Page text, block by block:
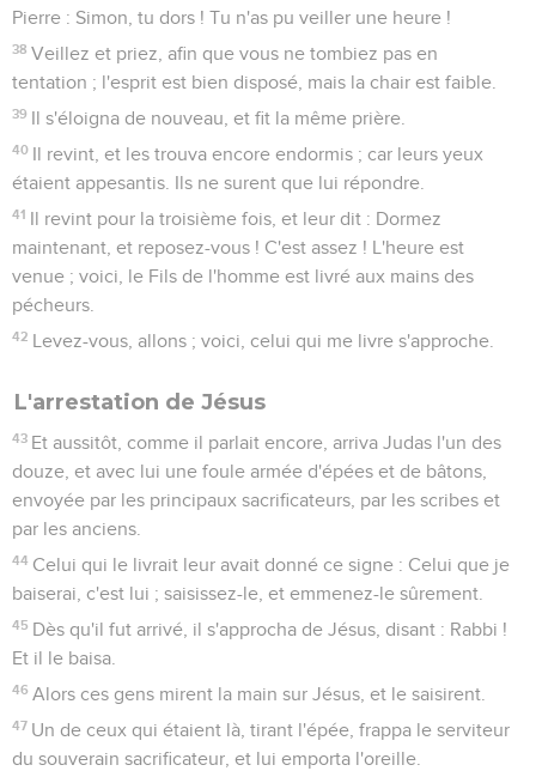
Pierre : Simon, tu dors ! Tu n'as pu veiller une heure !
38 Veillez et priez, afin que vous ne tombiez pas en
tentation ; l'esprit est bien disposé, mais la chair est faible.
39 Il s'éloigna de nouveau, et fit la même prière.
40 Il revint, et les trouva encore endormis ; car leurs yeux
étaient appesantis. Ils ne surent que lui répondre.
41 Il revint pour la troisième fois, et leur dit : Dormez
maintenant, et reposez-vous ! C'est assez ! L'heure est
venue ; voici, le Fils de l'homme est livré aux mains des
pécheurs.
42 Levez-vous, allons ; voici, celui qui me livre s'approche.
L'arrestation de Jésus
43 Et aussitôt, comme il parlait encore, arriva Judas l'un des
douze, et avec lui une foule armée d'épées et de bâtons,
envoyée par les principaux sacrificateurs, par les scribes et
par les anciens.
44 Celui qui le livrait leur avait donné ce signe : Celui que je
baiserai, c'est lui ; saisissez-le, et emmenez-le sûrement.
45 Dès qu'il fut arrivé, il s'approcha de Jésus, disant : Rabbi !
Et il le baisa.
46 Alors ces gens mirent la main sur Jésus, et le saisirent.
47 Un de ceux qui étaient là, tirant l'épée, frappa le serviteur
du souverain sacrificateur, et lui emporta l'oreille.